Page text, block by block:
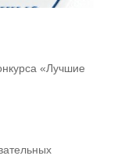
«Лучшие